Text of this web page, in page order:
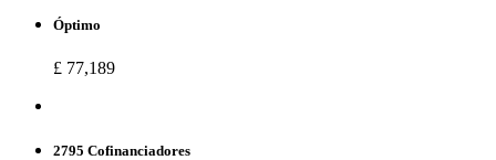
Óptimo
£ 77,189
2795 Cofinanciadores